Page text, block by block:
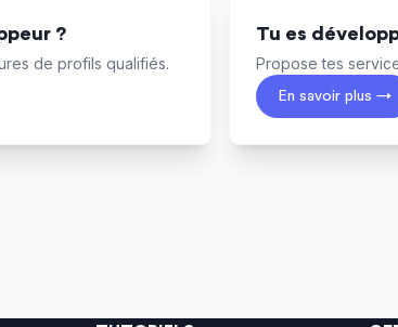
?
de profils qualifiés.
Tu es
Propose tes
En savoir plus →